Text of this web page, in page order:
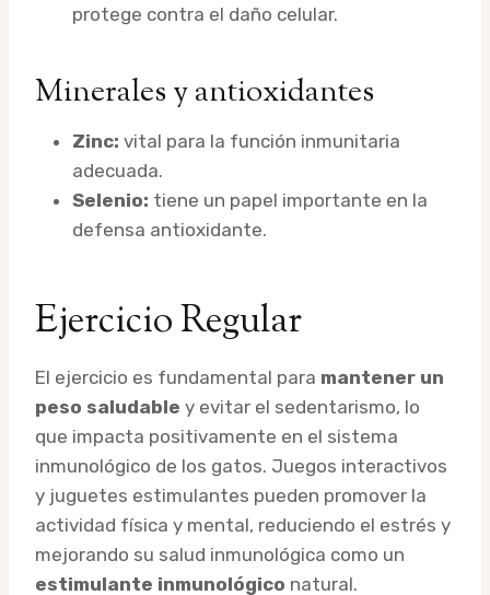
protege contra el daño celular.
Minerales y antioxidantes
Zinc: vital para la función inmunitaria
adecuada.
Selenio: tiene un papel importante en la
defensa antioxidante.
Ejercicio Regular
El ejercicio es fundamental para mantener un
peso saludable y evitar el sedentarismo, lo
que impacta positivamente en el sistema
inmunológico de los gatos. Juegos interactivos
y juguetes estimulantes pueden promover la
actividad física y mental, reduciendo el estrés y
mejorando su salud inmunológica como un
estimulante inmunológico natural.